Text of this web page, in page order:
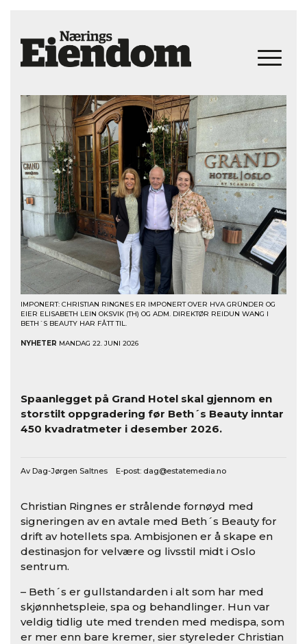
IMPONERT: CHRISTIAN RINGNES ER IMPONERT OVER HVA GRÜNDER OG
EIER ELISABETH LEIN OKSVIK (TH) OG ADM. DIREKTØR REIDUN WANG I
BETH´S BEAUTY HAR FÅTT TIL.
NYHETER MANDAG 22. JUNI 2026
Spaanlegget på Grand Hotel skal gjennom en
storstilt oppgradering før Beth´s Beauty inntar
450 kvadratmeter i desember 2026.
Av Dag-Jørgen Saltnes E-post: dag@estatemedia.no
Christian Ringnes er strålende fornøyd med
signeringen av en avtale med Beth´s Beauty for
drift av hotellets spa. Ambisjonen er å skape en
destinasjon for velvære og livsstil midt i Oslo
sentrum.
– Beth´s er gullstandarden i alt som har med
skjønnhetspleie, spa og behandlinger. Hun var
veldig tidlig ute med trenden med medispa, som
er mer enn bare kremer, sier styreleder Christian